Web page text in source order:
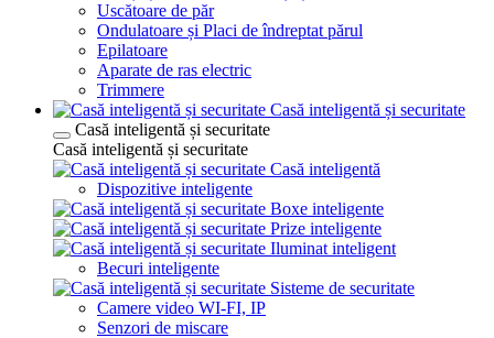
Uscătoare de păr
Ondulatoare și Placi de îndreptat părul
Epilatoare
Aparate de ras electric
Trimmere
Casă inteligentă și securitate
Casă inteligentă și securitate
Casă inteligentă și securitate
Casă inteligentă
Dispozitive inteligente
Boxe inteligente
Prize inteligente
Iluminat inteligent
Becuri inteligente
Sisteme de securitate
Camere video WI-FI, IP
Senzori de miscare